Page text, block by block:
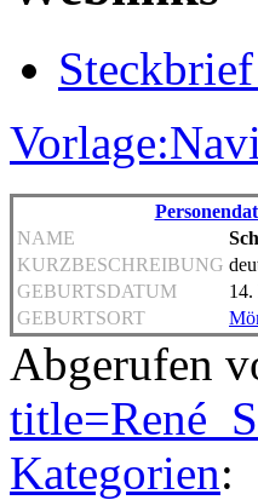
NAME
KURZBESCHREIBUNG
GEBURTSDATUM
GEBURTSORT
Abgerufen
Kategorien: